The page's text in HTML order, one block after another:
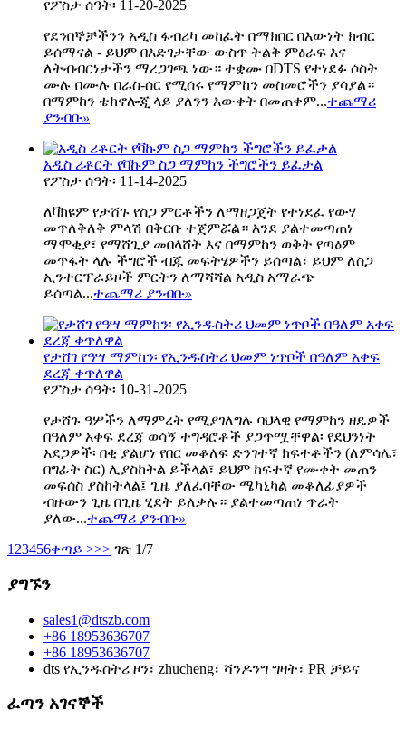
የፖስታ ሰዓት፡ 11-20-2025
የደንበኞቻችንን አዲስ ፋብሪካ መከፈት በማክበር በእውነት ክብር
ይሰማናል - ይህም በእድገታቸው ውስጥ ትልቅ ምዕራፍ እና
ለትብብርነታችን ማረጋገጫ ነው። ተቋሙ በDTS የተነደፉ ሶስት
ሙሉ በሙሉ በራስ-ሰር የሚሰሩ የማምከን መስመሮችን ያሳያል።
በማምከን ቴክኖሎጂ ላይ ያለንን እውቀት በመጠቀም...ተጨማሪ
ያንብቡ»
አዲስ ሪቶርት የቫኩም ስጋ ማምከን ችግሮችን ይፈታል
የፖስታ ሰዓት፡ 11-14-2025
ለቫክዩም የታሸጉ የስጋ ምርቶችን ለማዘጋጀት የተነደፈ የውሃ
መጥለቅለቅ ምላሽ በቅርቡ ተጀምሯል። እንደ ያልተመጣጠነ
ማሞቂያ፣ የማሸጊያ መበላሸት እና በማምከን ወቅት የጣዕም
መጥፋት ላሉ ችግሮች ብጁ መፍትሄዎችን ይሰጣል፣ ይህም ለስጋ
ኢንተርፕራይዞች ምርትን ለማሻሻል አዲስ አማራጭ
ይሰጣል...ተጨማሪ ያንብቡ»
የታሸገ የዓሣ ማምከን፡ የኢንዱስትሪ ህመም ነጥቦች በዓለም አቀፍ
ደረጃ ቀጥለዋል
የፖስታ ሰዓት፡ 10-31-2025
የታሸጉ ዓሦችን ለማምረት የሚያገለግሉ ባህላዊ የማምከን ዘዴዎች
በዓለም አቀፍ ደረጃ ወሳኝ ተግዳሮቶች ያጋጥሟቸዋል፡ የደህንነት
አደጋዎች፡ በቂ ያልሆነ የበር መቆለፍ ድንገተኛ ክፍተቶችን (ለምሳሌ፣
በግፊት ስር) ሊያስከትል ይችላል፣ ይህም ከፍተኛ የሙቀት መጠን
መፍሰስ ያስከትላል፤ ጊዜ ያለፈባቸው ሜካኒካል መቆለፊያዎች
ብዙውን ጊዜ በጊዜ ሂደት ይለቃሉ። ያልተመጣጠነ ጥራት
ያለው...ተጨማሪ ያንብቡ»
1 23456ቀጣይ >>> ገጽ 1/7
ያግኙን
sales1@dtszb.com
+86 18953636707
+86 18953636707
dts የኢንዱስትሪ ዞን፣ zhucheng፣ ሻንዶንግ ግዛት፣ PR ቻይና
ፈጣን አገናኞች